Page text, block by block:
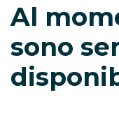
Al
sono